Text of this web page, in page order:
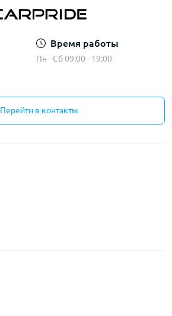
Время работы
Пн - Сб 09:00 - 19:00
Перейти в контакты